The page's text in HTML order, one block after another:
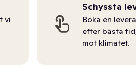
vi
Schyssta
Boka en
efter bästa
mot klimatet.